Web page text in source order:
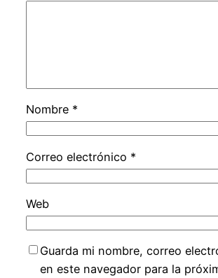
Nombre *
Correo electrónico *
Web
Guarda mi nombre, correo
en este navegador para la